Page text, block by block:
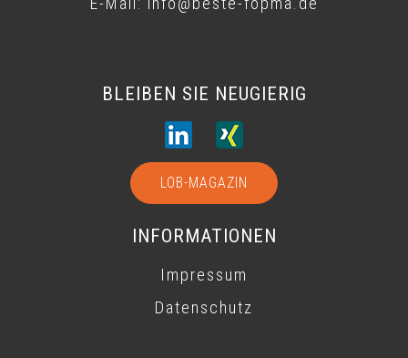
BLEIBEN SIE NEUGIERIG
LOB-MAGAZIN
INFORMATIONEN
Impressum
Datenschutz